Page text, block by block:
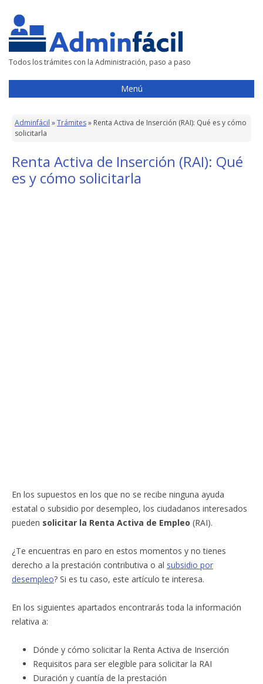
Todos los trámites con la Administración, paso a paso
Menú
Adminfácil »Trámites» Renta Activa de Inserción (RAI): Qué es y cómo
solicitarla
Renta Activa de Inserción (RAI): Qué
es y cómo solicitarla
En los supuestos en los que no se recibe ninguna ayuda
estatal o subsidio por desempleo, los ciudadanos interesados
pueden solicitar la Renta Activa de Empleo (RAI).
¿Te encuentras en paro en estos momentos y no tienes
derecho a la prestación contributiva o al subsidio por
desempleo? Si es tu caso, este artículo te interesa.
En los siguientes apartados encontrarás toda la información
relativa a:
Dónde y cómo solicitar la Renta Activa de Inserción
Requisitos para ser elegible para solicitar la RAI
Duración y cuantía de la prestación